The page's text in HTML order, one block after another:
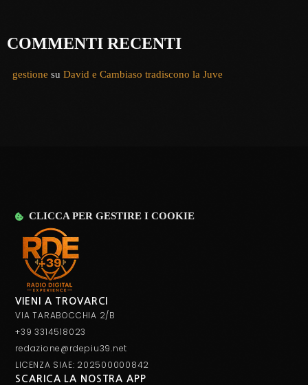
COMMENTI RECENTI
gestione su David e Cambiaso tradiscono la Juve
CLICCA PER GESTIRE I COOKIE
VIENI A TROVARCI
VIA TARABOCCHIA 2/B
+39 3314518023
redazione@rdepiu39.net
LICENZA SIAE: 202500000842
SCARICA LA NOSTRA APP